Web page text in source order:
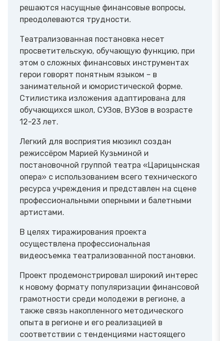
решаются насущные финансовые вопросы,
преодолеваются трудности.
Театрализованная постановка несет
просветительскую, обучающую функцию, при
этом о сложных финансовых инструментах
герои говорят понятным языком – в
занимательной и юмористической форме.
Стилистика изложения адаптирована для
обучающихся школ, СУЗов, ВУЗов в возрасте
12-23 лет.
Легкий для восприятия мюзикл создан
режиссёром Марией Кузьминой и
постановочной группой театра «Царицынская
опера» с использованием всего технического
ресурса учреждения и представлен на сцене
профессиональными оперными и балетными
артистами.
В целях тиражирования проекта
осуществлена профессиональная
видеосъемка театрализованной постановки.
Проект продемонстрировал широкий интерес
к новому формату популяризации финансовой
грамотности среди молодежи в регионе, а
также связь накопленного методического
опыта в регионе и его реализацией в
соответствии с тенденциями настоящего